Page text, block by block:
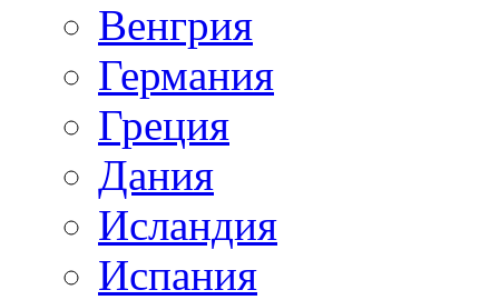
Венгрия
Германия
Греция
Дания
Исландия
Испания